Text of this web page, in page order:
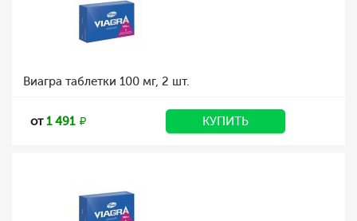
Виагра таблетки 100 мг, 2 шт.
от1 491 КУПИТЬ